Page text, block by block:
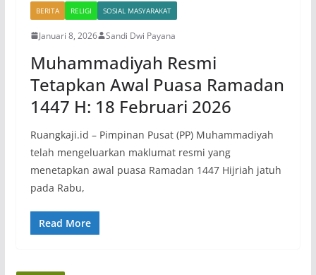
BERITA RELIGI SOSIAL MASYARAKAT
Januari 8, 2026 Sandi Dwi Payana
Muhammadiyah Resmi
Tetapkan Awal Puasa Ramadan
1447 H: 18 Februari 2026
Ruangkaji.id – Pimpinan Pusat (PP) Muhammadiyah
telah mengeluarkan maklumat resmi yang
menetapkan awal puasa Ramadan 1447 Hijriah jatuh
pada Rabu,
Read More